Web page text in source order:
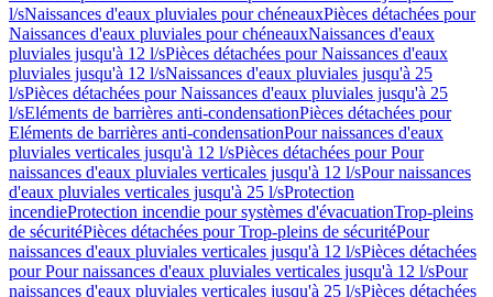
l/sNaissances d'eaux pluviales pour chéneauxPièces détachées pour
Naissances d'eaux pluviales pour chéneauxNaissances d'eaux
pluviales jusqu'à 12 l/sPièces détachées pour Naissances d'eaux
pluviales jusqu'à 12 l/sNaissances d'eaux pluviales jusqu'à 25
l/sPièces détachées pour Naissances d'eaux pluviales jusqu'à 25
l/sEléments de barrières anti-condensationPièces détachées pour
Eléments de barrières anti-condensationPour naissances d'eaux
pluviales verticales jusqu'à 12 l/sPièces détachées pour Pour
naissances d'eaux pluviales verticales jusqu'à 12 l/sPour naissances
d'eaux pluviales verticales jusqu'à 25 l/sProtection
incendieProtection incendie pour systèmes d'évacuationTrop-pleins
de sécuritéPièces détachées pour Trop-pleins de sécuritéPour
naissances d'eaux pluviales verticales jusqu'à 12 l/sPièces détachées
pour Pour naissances d'eaux pluviales verticales jusqu'à 12 l/sPour
naissances d'eaux pluviales verticales jusqu'à 25 l/sPièces détachées